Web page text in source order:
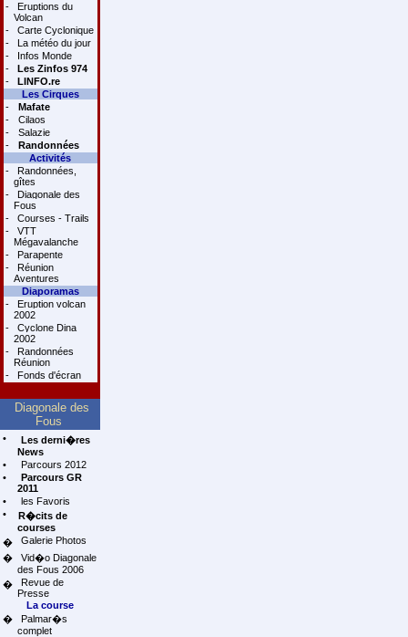
-
Eruptions du
Volcan
-
Carte Cyclonique
-
La météo du jour
-
Infos Monde
-
Les Zinfos 974
-
LINFO.re
Les Cirques
-
Mafate
-
Cilaos
-
Salazie
-
Randonnées
Activités
-
Randonnées,
gîtes
-
Diagonale des
Fous
-
Courses - Trails
-
VTT
Mégavalanche
-
Parapente
-
Réunion
Aventures
Diaporamas
-
Eruption volcan
2002
-
Cyclone Dina
2002
-
Randonnées
Réunion
-
Fonds d'écran
Diagonale des
Fous
•
Les derni�res
News
•
Parcours 2012
•
Parcours GR
2011
•
les Favoris
•
R�cits de
courses
�
Galerie Photos
�
Vid�o Diagonale
des Fous 2006
�
Revue de
Presse
La course
�
Palmar�s
complet